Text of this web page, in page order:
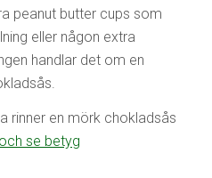
peanut butter cups som
eller någon extra
handlar det om en
rinner en mörk chokladsås
se betyg